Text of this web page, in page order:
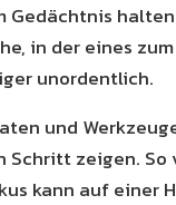
Gedächtnis
in der eines
unordentlich.
und
zeigen. So
kann auf einer